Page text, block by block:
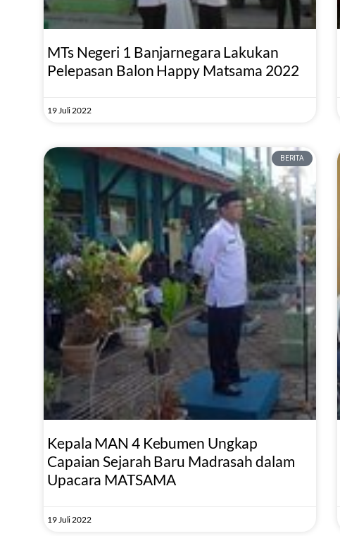
MTs Negeri 1 Banjarnegara Lakukan
Pelepasan Balon Happy Matsama 2022
19 Juli 2022
BERITA
Kepala MAN 4 Kebumen Ungkap
Capaian Sejarah Baru Madrasah dalam
Upacara MATSAMA
19 Juli 2022